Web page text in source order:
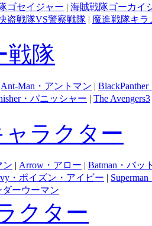
ゴセイジャー | 海賊戦隊ゴーカイ
盗戦隊VS警察戦隊 | 魔進戦隊キラ
戦隊
Ant-Man・アントマン |
・パニッシャー | The Avengers3
ャラクター
ン | Arrow・アロー | Batman・バッ
・ポイズン・アイビー |
ダーウーマン
クター